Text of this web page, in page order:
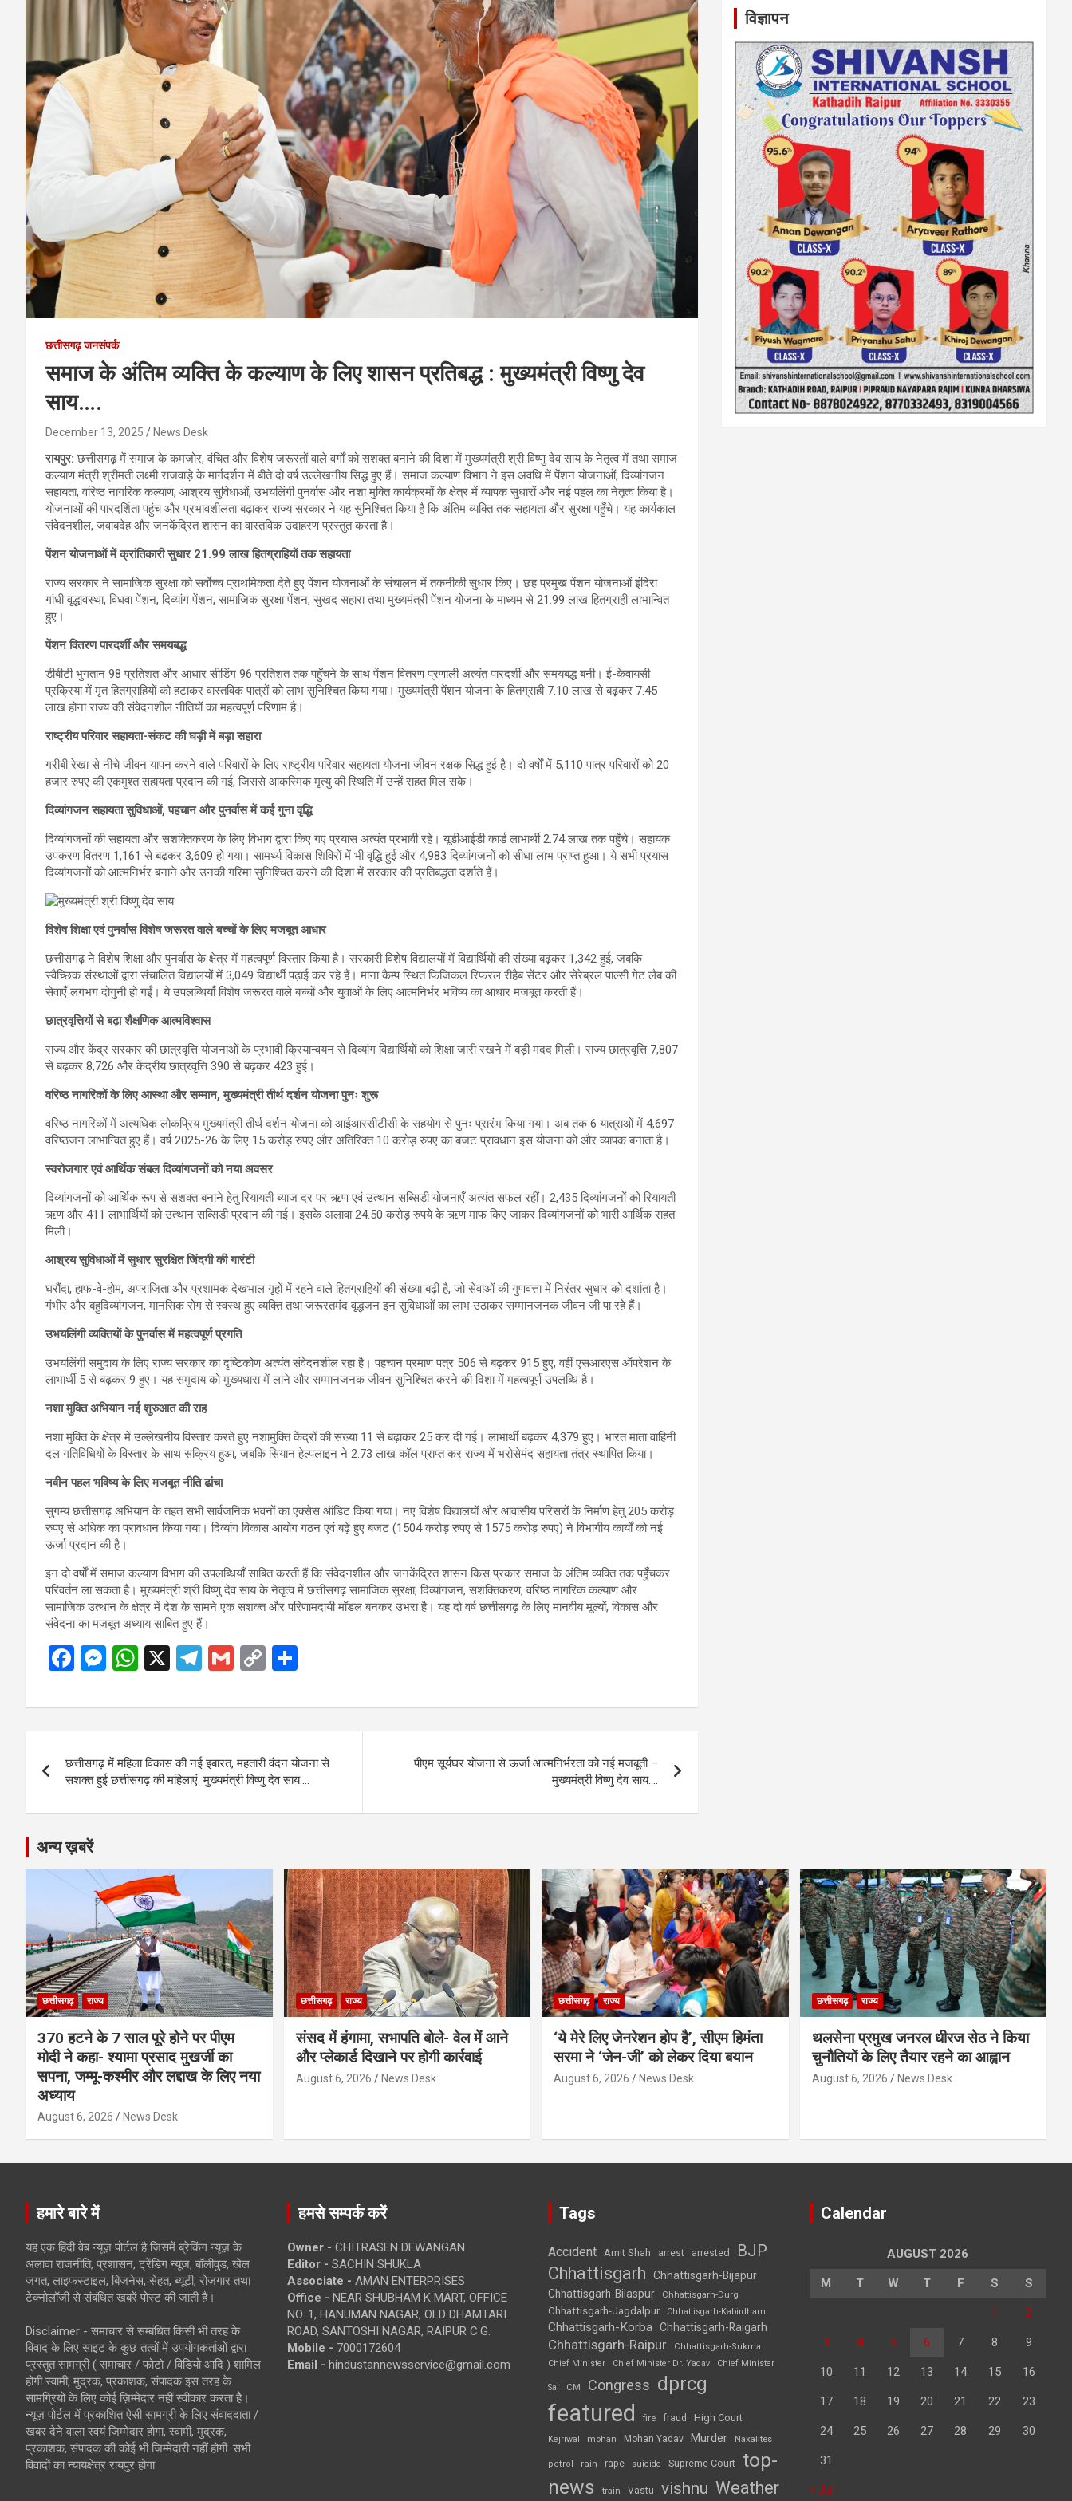
छत्तीसगढ़ जनसंपर्क
समाज के अंतिम व्यक्ति के कल्याण के लिए शासन प्रतिबद्ध : मुख्यमंत्री विष्णु देव
साय….
December 13, 2025 News Desk
रायपुर:छत्तीसगढ़ में समाज के कमजोर, वंचित और विशेष जरूरतों वाले वर्गों को सशक्त बनाने की दिशा में मुख्यमंत्री श्री विष्णु देव साय के नेतृत्व में तथा समाज
कल्याण मंत्री श्रीमती लक्ष्मी राजवाड़े के मार्गदर्शन में बीते दो वर्ष उल्लेखनीय सिद्ध हुए हैं। समाज कल्याण विभाग ने इस अवधि में पेंशन योजनाओं, दिव्यांगजन
सहायता, वरिष्ठ नागरिक कल्याण, आश्रय सुविधाओं, उभयलिंगी पुनर्वास और नशा मुक्ति कार्यक्रमों के क्षेत्र में व्यापक सुधारों और नई पहल का नेतृत्व किया है।
योजनाओं की पारदर्शिता पहुंच और प्रभावशीलता बढ़ाकर राज्य सरकार ने यह सुनिश्चित किया है कि अंतिम व्यक्ति तक सहायता और सुरक्षा पहुँचे। यह कार्यकाल
संवेदनशील, जवाबदेह और जनकेंद्रित शासन का वास्तविक उदाहरण प्रस्तुत करता है।
पेंशन योजनाओं में क्रांतिकारी सुधार 21.99 लाख हितग्राहियों तक सहायता
राज्य सरकार ने सामाजिक सुरक्षा को सर्वाेच्च प्राथमिकता देते हुए पेंशन योजनाओं के संचालन में तकनीकी सुधार किए। छह प्रमुख पेंशन योजनाओं इंदिरा
गांधी वृद्धावस्था, विधवा पेंशन, दिव्यांग पेंशन, सामाजिक सुरक्षा पेंशन, सुखद सहारा तथा मुख्यमंत्री पेंशन योजना के माध्यम से 21.99 लाख हितग्राही लाभान्वित
हुए।
पेंशन वितरण पारदर्शी और समयबद्ध
डीबीटी भुगतान 98 प्रतिशत और आधार सीडिंग 96 प्रतिशत तक पहुँचने के साथ पेंशन वितरण प्रणाली अत्यंत पारदर्शी और समयबद्ध बनी। ई-केवायसी
प्रक्रिया में मृत हितग्राहियों को हटाकर वास्तविक पात्रों को लाभ सुनिश्चित किया गया। मुख्यमंत्री पेंशन योजना के हितग्राही 7.10 लाख से बढ़कर 7.45
लाख होना राज्य की संवेदनशील नीतियों का महत्वपूर्ण परिणाम है।
राष्ट्रीय परिवार सहायता-संकट की घड़ी में बड़ा सहारा
गरीबी रेखा से नीचे जीवन यापन करने वाले परिवारों के लिए राष्ट्रीय परिवार सहायता योजना जीवन रक्षक सिद्ध हुई है। दो वर्षों में 5,110 पात्र परिवारों को 20
हजार रुपए की एकमुश्त सहायता प्रदान की गई, जिससे आकस्मिक मृत्यु की स्थिति में उन्हें राहत मिल सके।
दिव्यांगजन सहायता सुविधाओं, पहचान और पुनर्वास में कई गुना वृद्धि
दिव्यांगजनों की सहायता और सशक्तिकरण के लिए विभाग द्वारा किए गए प्रयास अत्यंत प्रभावी रहे। यूडीआईडी कार्ड लाभार्थी 2.74 लाख तक पहुँचे। सहायक
उपकरण वितरण 1,161 से बढ़कर 3,609 हो गया। सामर्थ्य विकास शिविरों में भी वृद्धि हुई और 4,983 दिव्यांगजनों को सीधा लाभ प्राप्त हुआ। ये सभी प्रयास
दिव्यांगजनों को आत्मनिर्भर बनाने और उनकी गरिमा सुनिश्चित करने की दिशा में सरकार की प्रतिबद्धता दर्शाते हैं।
विशेष शिक्षा एवं पुनर्वास विशेष जरूरत वाले बच्चों के लिए मजबूत आधार
छत्तीसगढ़ ने विशेष शिक्षा और पुनर्वास के क्षेत्र में महत्वपूर्ण विस्तार किया है। सरकारी विशेष विद्यालयों में विद्यार्थियों की संख्या बढ़कर 1,342 हुई, जबकि
स्वैच्छिक संस्थाओं द्वारा संचालित विद्यालयों में 3,049 विद्यार्थी पढ़ाई कर रहे हैं। माना कैम्प स्थित फिजिकल रिफरल रीहैब सेंटर और सेरेब्रल पाल्सी गेट लैब की
सेवाएँ लगभग दोगुनी हो गईं। ये उपलब्धियाँ विशेष जरूरत वाले बच्चों और युवाओं के लिए आत्मनिर्भर भविष्य का आधार मजबूत करती हैं।
छात्रवृत्तियों से बढ़ा शैक्षणिक आत्मविश्वास
राज्य और केंद्र सरकार की छात्रवृत्ति योजनाओं के प्रभावी क्रियान्वयन से दिव्यांग विद्यार्थियों को शिक्षा जारी रखने में बड़ी मदद मिली। राज्य छात्रवृत्ति 7,807
से बढ़कर 8,726 और केंद्रीय छात्रवृत्ति 390 से बढ़कर 423 हुई।
वरिष्ठ नागरिकों के लिए आस्था और सम्मान, मुख्यमंत्री तीर्थ दर्शन योजना पुनः शुरू
वरिष्ठ नागरिकों में अत्यधिक लोकप्रिय मुख्यमंत्री तीर्थ दर्शन योजना को आईआरसीटीसी के सहयोग से पुनः प्रारंभ किया गया। अब तक 6 यात्राओं में 4,697
वरिष्ठजन लाभान्वित हुए हैं। वर्ष 2025-26 के लिए 15 करोड़ रुपए और अतिरिक्त 10 करोड़ रुपए का बजट प्रावधान इस योजना को और व्यापक बनाता है।
स्वरोजगार एवं आर्थिक संबल दिव्यांगजनों को नया अवसर
दिव्यांगजनों को आर्थिक रूप से सशक्त बनाने हेतु रियायती ब्याज दर पर ऋण एवं उत्थान सब्सिडी योजनाएँ अत्यंत सफल रहीं। 2,435 दिव्यांगजनों को रियायती
ऋण और 411 लाभार्थियों को उत्थान सब्सिडी प्रदान की गई। इसके अलावा 24.50 करोड़ रुपये के ऋण माफ किए जाकर दिव्यांगजनों को भारी आर्थिक राहत
मिली।
आश्रय सुविधाओं में सुधार सुरक्षित जिंदगी की गारंटी
घरौंदा, हाफ-वे-होम, अपराजिता और प्रशामक देखभाल गृहों में रहने वाले हितग्राहियों की संख्या बढ़ी है, जो सेवाओं की गुणवत्ता में निरंतर सुधार को दर्शाता है।
गंभीर और बहुदिव्यांगजन, मानसिक रोग से स्वस्थ हुए व्यक्ति तथा जरूरतमंद वृद्धजन इन सुविधाओं का लाभ उठाकर सम्मानजनक जीवन जी पा रहे हैं।
उभयलिंगी व्यक्तियों के पुनर्वास में महत्वपूर्ण प्रगति
उभयलिंगी समुदाय के लिए राज्य सरकार का दृष्टिकोण अत्यंत संवेदनशील रहा है। पहचान प्रमाण पत्र 506 से बढ़कर 915 हुए, वहीं एसआरएस ऑपरेशन के
लाभार्थी 5 से बढ़कर 9 हुए। यह समुदाय को मुख्यधारा में लाने और सम्मानजनक जीवन सुनिश्चित करने की दिशा में महत्वपूर्ण उपलब्धि है।
नशा मुक्ति अभियान नई शुरुआत की राह
नशा मुक्ति के क्षेत्र में उल्लेखनीय विस्तार करते हुए नशामुक्ति केंद्रों की संख्या 11 से बढ़ाकर 25 कर दी गई। लाभार्थी बढ़कर 4,379 हुए। भारत माता वाहिनी
दल गतिविधियों के विस्तार के साथ सक्रिय हुआ, जबकि सियान हेल्पलाइन ने 2.73 लाख कॉल प्राप्त कर राज्य में भरोसेमंद सहायता तंत्र स्थापित किया।
नवीन पहल भविष्य के लिए मजबूत नीति ढांचा
सुगम्य छत्तीसगढ़ अभियान के तहत सभी सार्वजनिक भवनों का एक्सेस ऑडिट किया गया। नए विशेष विद्यालयों और आवासीय परिसरों के निर्माण हेतु 205 करोड़
रुपए से अधिक का प्रावधान किया गया। दिव्यांग विकास आयोग गठन एवं बढ़े हुए बजट (1504 करोड़ रुपए से 1575 करोड़ रुपए) ने विभागीय कार्यों को नई
ऊर्जा प्रदान की है।
इन दो वर्षों में समाज कल्याण विभाग की उपलब्धियाँ साबित करती हैं कि संवेदनशील और जनकेंद्रित शासन किस प्रकार समाज के अंतिम व्यक्ति तक पहुँचकर
परिवर्तन ला सकता है। मुख्यमंत्री श्री विष्णु देव साय के नेतृत्व में छत्तीसगढ़ सामाजिक सुरक्षा, दिव्यांगजन, सशक्तिकरण, वरिष्ठ नागरिक कल्याण और
सामाजिक उत्थान के क्षेत्र में देश के सामने एक सशक्त और परिणामदायी मॉडल बनकर उभरा है। यह दो वर्ष छत्तीसगढ़ के लिए मानवीय मूल्यों, विकास और
संवेदना का मजबूत अध्याय साबित हुए हैं।
F
ce
o
o
k
M
se
g
er
W
at
A
p
p
X
T
e
a
m
G
ail
C
py
n
k
ar
navigation
छत्तीसगढ़ में महिला विकास की नई इबारत, महतारी वंदन योजना से
सशक्त हुई छत्तीसगढ़ की महिलाएं: मुख्यमंत्री विष्णु देव साय….
पीएम सूर्यघर योजना से ऊर्जा आत्मनिर्भरता को नई मजबूती –
मुख्यमंत्री विष्णु देव साय….
विज्ञापन
अन्य ख़बरें
छत्तीसगढ़ राज्य
370 हटने के 7 साल पूरे होने पर पीएम
मोदी ने कहा- श्यामा प्रसाद मुखर्जी का
सपना, जम्मू-कश्मीर और लद्दाख के लिए नया
अध्याय
August 6, 2026 News Desk
छत्तीसगढ़ राज्य
संसद में हंगामा, सभापति बोले- वेल में आने
और प्लेकार्ड दिखाने पर होगी कार्रवाई
August 6, 2026 News Desk
छत्तीसगढ़ राज्य
‘ये मेरे लिए जेनरेशन होप है’, सीएम हिमंता
सरमा ने ‘जेन-जी’ को लेकर दिया बयान
August 6, 2026 News Desk
छत्तीसगढ़ राज्य
थलसेना प्रमुख जनरल धीरज सेठ ने किया
चुनौतियों के लिए तैयार रहने का आह्वान
August 6, 2026 News Desk
हमारे बारे में
यह एक हिंदी वेब न्यूज़ पोर्टल है जिसमें ब्रेकिंग न्यूज़ के
अलावा राजनीति, प्रशासन, ट्रेंडिंग न्यूज, बॉलीवुड, खेल
जगत, लाइफस्टाइल, बिजनेस, सेहत, ब्यूटी, रोजगार तथा
टेक्नोलॉजी से संबंधित खबरें पोस्ट की जाती है।
Disclaimer - समाचार से सम्बंधित किसी भी तरह के
विवाद के लिए साइट के कुछ तत्वों में उपयोगकर्ताओं द्वारा
प्रस्तुत सामग्री ( समाचार / फोटो / विडियो आदि ) शामिल
होगी स्वामी, मुद्रक, प्रकाशक, संपादक इस तरह के
सामग्रियों के लिए कोई ज़िम्मेदार नहीं स्वीकार करता है।
न्यूज़ पोर्टल में प्रकाशित ऐसी सामग्री के लिए संवाददाता /
खबर देने वाला स्वयं जिम्मेदार होगा, स्वामी, मुद्रक,
प्रकाशक, संपादक की कोई भी जिम्मेदारी नहीं होगी. सभी
विवादों का न्यायक्षेत्र रायपुर होगा
हमसे सम्पर्क करें
Owner - CHITRASEN DEWANGAN
Editor - SACHIN SHUKLA
Associate - AMAN ENTERPRISES
Office - NEAR SHUBHAM K MART, OFFICE
NO. 1, HANUMAN NAGAR, OLD DHAMTARI
ROAD, SANTOSHI NAGAR, RAIPUR C.G.
Mobile - 7000172604
Email - hindustannewsservice@gmail.com
Tags
Accident Amit Shah arrest arrested BJP
Chhattisgarh
Chhattisgarh-Bijapur
Chhattisgarh-Bilaspur
Chhattisgarh-Durg
Chhattisgarh-Jagdalpur Chhattisgarh-Kabirdham
Chhattisgarh-Korba Chhattisgarh-Raigarh
Chhattisgarh-Raipur
Chhattisgarh-Sukma
Chief Minister
Chief Minister Dr. Yadav Chief Minister
Sai CM Congress dprcg
featured fire fraud High Court
Kejriwal mohan Mohan Yadav Murder Naxalites
petrol rain rape suicide Supreme Court top-
news
train Vastu vishnu Weather
Calendar
AUGUST 2026
M T W T F S S
1 2
3 4 5 6 7 8 9
10 11 12 13 14 15 16
17 18 19 20 21 22 23
24 25 26 27 28 29 30
31
« Jul